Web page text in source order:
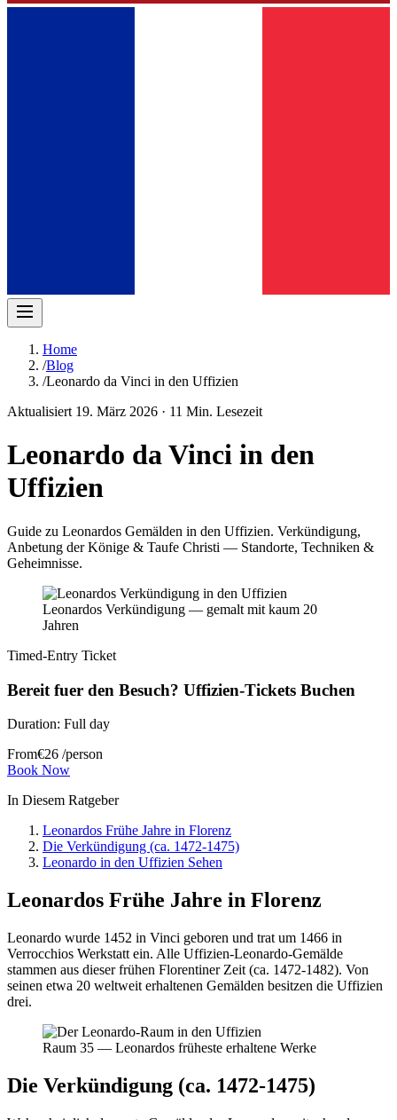
Home
/Blog
/Leonardo da Vinci in den Uffizien
Aktualisiert 19. März 2026 · 11 Min. Lesezeit
Leonardo da Vinci in den
Uffizien
Guide zu Leonardos Gemälden in den Uffizien. Verkündigung,
Anbetung der Könige & Taufe Christi — Standorte, Techniken &
Geheimnisse.
Leonardos Verkündigung — gemalt mit kaum 20
Jahren
Timed-Entry Ticket
Bereit fuer den Besuch? Uffizien-Tickets Buchen
Duration: Full day
From€26 /person
Book Now
In Diesem Ratgeber
Leonardos Frühe Jahre in Florenz
Die Verkündigung (ca. 1472-1475)
Leonardo in den Uffizien Sehen
Leonardos Frühe Jahre in Florenz
Leonardo wurde 1452 in Vinci geboren und trat um 1466 in
Verrocchios Werkstatt ein. Alle Uffizien-Leonardo-Gemälde
stammen aus dieser frühen Florentiner Zeit (ca. 1472-1482). Von
seinen etwa 20 weltweit erhaltenen Gemälden besitzen die Uffizien
drei.
Raum 35 — Leonardos früheste erhaltene Werke
Die Verkündigung (ca. 1472-1475)